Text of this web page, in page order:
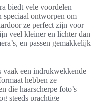
biedt vele voordelen
speciaal ontworpen om
ze perfect zijn voor
veel kleiner en lichter dan
en passen gemakkelijk
vaak een indrukwekkende
hebben ze
die haarscherpe foto’s
steeds prachtige